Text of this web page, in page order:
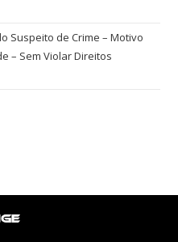
Suspeito de Crime – Motivo
– Sem Violar Direitos